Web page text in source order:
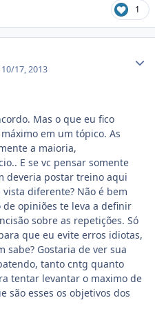
1
10/17, 2013
Mas o que eu fico
em um tópico. As
a maioria,
E se vc pensar somente
deveria postar treino aqui
diferente? Não é bem
opiniões te leva a definir
sobre as repetições. Só
que eu evite erros idiotas,
sabe? Gostaria de ver sua
tanto cntg quanto
tentar levantar o maximo de
são esses os objetivos dos